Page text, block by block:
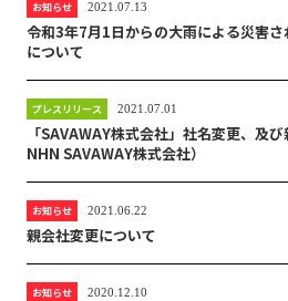
お知らせ 2021.07.13
令和3年7月1日からの大雨による災害
について
プレスリリース 2021.07.01
「SAVAWAY株式会社」社名変更、及
NHN SAVAWAY株式会社）
お知らせ 2021.06.22
親会社変更について
お知らせ 2020.12.10